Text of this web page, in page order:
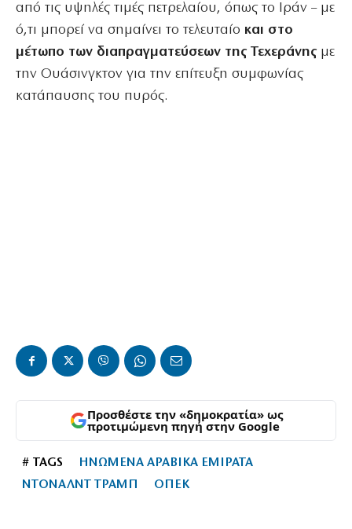
από τις υψηλές τιμές πετρελαίου, όπως το Ιράν – με
ό,τι μπορεί να σημαίνει το τελευταίο και στο
μέτωπο των διαπραγματεύσεων της Τεχεράνης με
την Ουάσινγκτον για την επίτευξη συμφωνίας
κατάπαυσης του πυρός.
Προσθέστε την «δημοκρατία» ως
προτιμώμενη πηγή στην Google
# TAGS
ΗΝΩΜΕΝΑ ΑΡΑΒΙΚΑ ΕΜΙΡΑΤΑ
ΝΤΟΝΑΛΝΤ ΤΡΑΜΠ
ΟΠΕΚ